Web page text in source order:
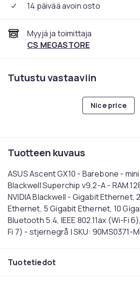
14 päivää avoin osto
Myyjä ja toimittaja
CS MEGASTORE
Tutustu vastaaviin
Nice price
Tuotteen kuvaus
ASUS Ascent GX10 - Barebone - mini
Blackwell Superchip v9.2-A - RAM
NVIDIA Blackwell - Gigabit Ethernet,
Ethernet, 5 Gigabit Ethernet, 10
Bluetooth 5.4, IEEE 802.11ax (Wi-Fi
Fi 7) - stjernegrå | SKU: 90MS0371-
Väri
Tuotetiedot